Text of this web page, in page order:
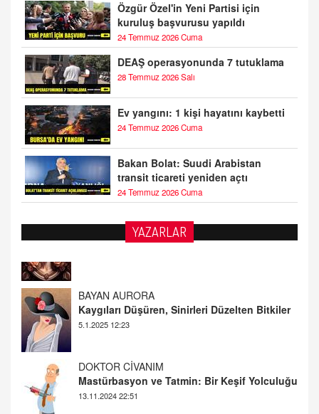
Özgür Özel'in Yeni Partisi için
kuruluş başvurusu yapıldı
24 Temmuz 2026 Cuma
DEAŞ operasyonunda 7 tutuklama
28 Temmuz 2026 Salı
Ev yangını: 1 kişi hayatını kaybetti
24 Temmuz 2026 Cuma
Bakan Bolat: Suudi Arabistan
transit ticareti yeniden açtı
24 Temmuz 2026 Cuma
YAZARLAR
5.1.2025 12:23
13.11.2024 22:51